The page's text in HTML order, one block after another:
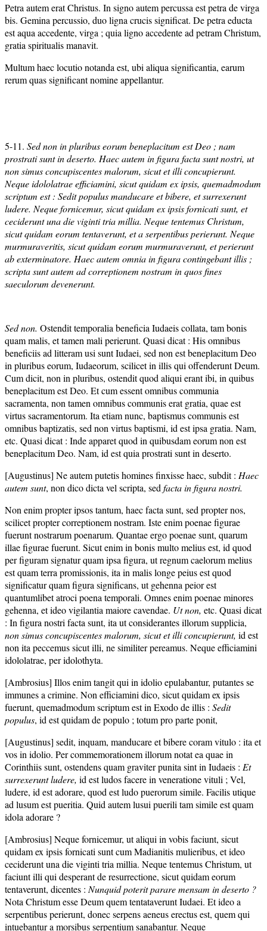
Petra autem erat Christus. In signo autem percussa est petra de virga
bis. Gemina percussio, duo ligna crucis significat. De petra educta
est aqua accedente, virga ; quia ligno accedente ad petram Christum,
gratia spiritualis manavit.
Multum haec locutio notanda est, ubi aliqua significantia, earum
rerum quas significant nomine appellantur.
5-11. Sed non in pluribus eorum beneplacitum est Deo ; nam
prostrati sunt in deserto. Haec autem in figura facta sunt nostri, ut
non simus concupiscentes malorum, sicut et illi concupierunt.
Neque idololatrae efficiamini, sicut quidam ex ipsis, quemadmodum
scriptum est : Sedit populus manducare et bibere, et surrexerunt
ludere. Neque fornicemur, sicut quidam ex ipsis fornicati sunt, et
ceciderunt una die viginti tria millia. Neque tentemus Christum,
sicut quidam eorum tentaverunt, et a serpentibus perierunt. Neque
murmuraveritis, sicut quidam eorum murmuraverunt, et perierunt
ab exterminatore. Haec autem omnia in figura contingebant illis ;
scripta sunt autem ad correptionem nostram in quos fines
saeculorum devenerunt.
Sed non. Ostendit temporalia beneficia Iudaeis collata, tam bonis
quam malis, et tamen mali perierunt. Quasi dicat : His omnibus
beneficiis ad litteram usi sunt Iudaei, sed non est beneplacitum Deo
in pluribus eorum, Iudaeorum, scilicet in illis qui offenderunt Deum.
Cum dicit, non in pluribus, ostendit quod aliqui erant ibi, in quibus
beneplacitum est Deo. Et cum essent omnibus communia
sacramenta, non tamen omnibus communis erat gratia, quae est
virtus sacramentorum. Ita etiam nunc, baptismus communis est
omnibus baptizatis, sed non virtus baptismi, id est ipsa gratia. Nam,
etc. Quasi dicat : Inde apparet quod in quibusdam eorum non est
beneplacitum Deo. Nam, id est quia prostrati sunt in deserto.
[Augustinus] Ne autem putetis homines finxisse haec, subdit : Haec
autem sunt, non dico dicta vel scripta, sed facta in figura nostri.
Non enim propter ipsos tantum, haec facta sunt, sed propter nos,
scilicet propter correptionem nostram. Iste enim poenae figurae
fuerunt nostrarum poenarum. Quantae ergo poenae sunt, quarum
illae figurae fuerunt. Sicut enim in bonis multo melius est, id quod
per figuram signatur quam ipsa figura, ut regnum caelorum melius
est quam terra promissionis, ita in malis longe peius est quod
significatur quam figura significans, ut gehenna peior est
quantumlibet atroci poena temporali. Omnes enim poenae minores
gehenna, et ideo vigilantia maiore cavendae. Ut non, etc. Quasi dicat
: In figura nostri facta sunt, ita ut considerantes illorum supplicia,
non simus concupiscentes malorum, sicut et illi concupierunt, id est
non ita peccemus sicut illi, ne similiter pereamus. Neque efficiamini
idololatrae, per idolothyta.
[Ambrosius] Illos enim tangit qui in idolio epulabantur, putantes se
immunes a crimine. Non efficiamini dico, sicut quidam ex ipsis
fuerunt, quemadmodum scriptum est in Exodo de illis : Sedit
populus, id est quidam de populo ; totum pro parte ponit,
[Augustinus] sedit, inquam, manducare et bibere coram vitulo : ita et
vos in idolio. Per commemorationem illorum notat ea quae in
Corinthiis sunt, ostendens quam graviter punita sint in Iudaeis : Et
surrexerunt ludere, id est ludos facere in veneratione vituli ; Vel,
ludere, id est adorare, quod est ludo puerorum simile. Facilis utique
ad lusum est pueritia. Quid autem lusui puerili tam simile est quam
idola adorare ?
[Ambrosius] Neque fornicemur, ut aliqui in vobis faciunt, sicut
quidam ex ipsis fornicati sunt cum Madianitis mulieribus, et ideo
ceciderunt una die viginti tria millia. Neque tentemus Christum, ut
faciunt illi qui desperant de resurrectione, sicut quidam eorum
tentaverunt, dicentes : Nunquid poterit parare mensam in deserto ?
Nota Christum esse Deum quem tentataverunt Iudaei. Et ideo a
serpentibus perierunt, donec serpens aeneus erectus est, quem qui
intuebantur a morsibus serpentium sanabantur. Neque